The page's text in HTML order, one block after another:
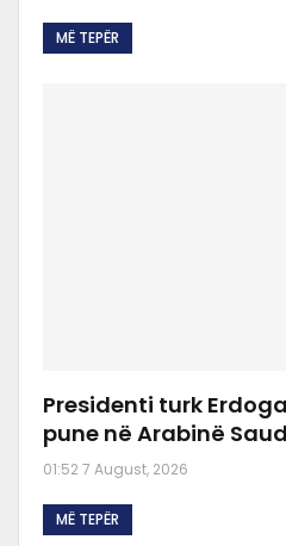
MË TEPËR
Presidenti turk
pune në Arabinë
01:52 7 August, 2026
MË TEPËR